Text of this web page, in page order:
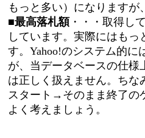
もっと多い）になります
■最高落札額 ・・・取得し
しています。実際にはも
す。Yahoo!のシステム的に
が、当データベースの仕様
は正しく扱えません。ちな
スタート→そのまま終了の
よく考えましょう。